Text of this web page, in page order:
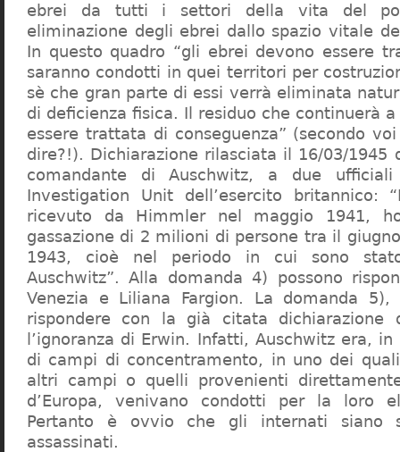
ebrei da tutti i settori della vita del
eliminazione degli ebrei dallo spazio vitale
In questo quadro “gli ebrei devono essere
saranno condotti in quei territori per
sè che gran parte di essi verrà eliminata
di deficienza fisica. Il residuo che continuerà
essere trattata di conseguenza” (secondo
dire?!). Dichiarazione rilasciata il 16/03/1945
comandante di Auschwitz, a due
Investigation Unit dell’esercito britannico:
ricevuto da Himmler nel maggio 1941,
gassazione di 2 milioni di persone tra il
1943, cioè nel periodo in cui sono
Auschwitz”. Alla domanda 4) possono
Venezia e Liliana Fargion. La domanda
rispondere con la già citata dichiarazione
l’ignoranza di Erwin. Infatti, Auschwitz era,
di campi di concentramento, in uno dei
altri campi o quelli provenienti
d’Europa, venivano condotti per la loro
Pertanto è ovvio che gli internati siano
assassinati.